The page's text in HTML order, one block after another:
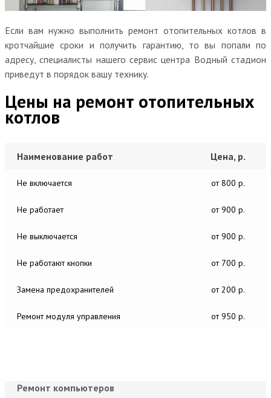
Если вам нужно выполнить ремонт отопительных котлов в
кротчайшие сроки и получить гарантию, то вы попали по
адресу, специалисты нашего сервис центра Водный стадион
приведут в порядок вашу технику.
Цены на ремонт отопительных
котлов
Наименование работ Цена, р.
Не включается от 800 р.
Не работает от 900 р.
Не выключается от 900 р.
Не работают кнопки от 700 р.
Замена предохранителей от 200 р.
Ремонт модуля управления от 950 р.
Ремонт компьютеров